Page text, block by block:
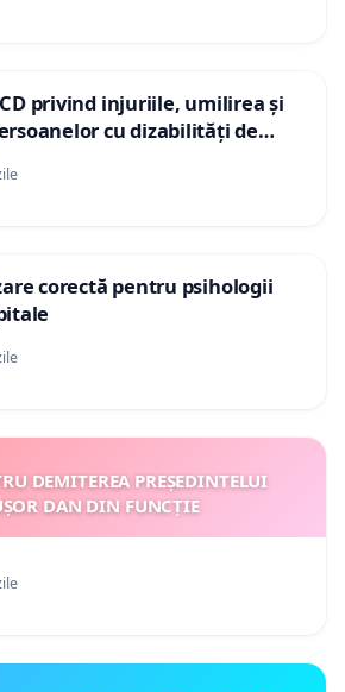
privind injuriile, umilirea și
cu dizabilități de
„Gorici”
corectă pentru psihologii
DEMITEREA PREȘEDINTELUI
DAN DIN FUNCȚIE